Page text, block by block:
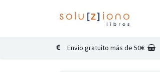
Envío gratuito más de 50€